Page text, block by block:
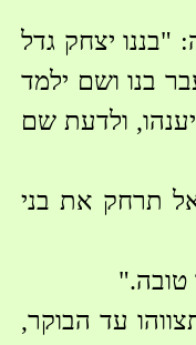
"בננו יצחק גדל
בנו ושם ילמד
ולדעת שם
תרחק את בני
טובה."
עד הבוקר,